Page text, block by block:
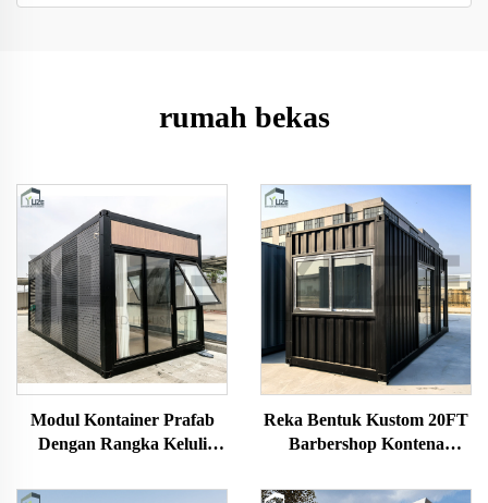
rumah bekas
Modul Kontainer Prafab
Dengan Rangka Keluli
Penyelesaian Berbutir Kayu
Reka Bentuk Kustom 20FT
Barbershop Kontena